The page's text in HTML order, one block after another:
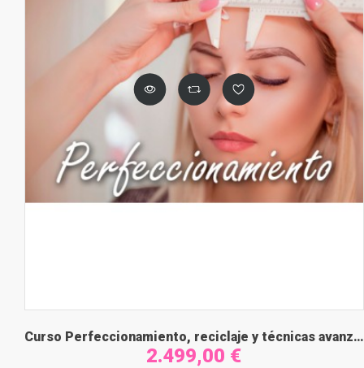
Curso Perfeccionamiento, reciclaje y técnicas avanzadas
2.499,00 €